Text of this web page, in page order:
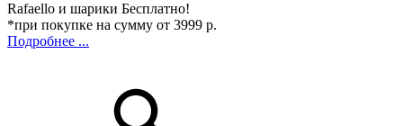
Rafaello и шарики Бесплатно!
*при покупке на сумму от 3999 р.
Подробнее ...